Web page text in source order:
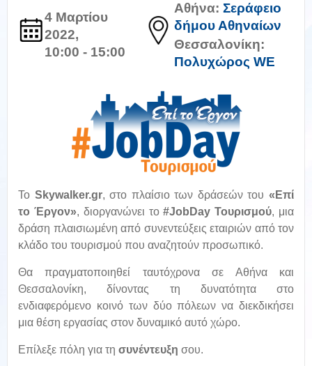
4 Μαρτίου
2022,
10:00 - 15:00
Αθήνα: Σεράφειο
δήμου Αθηναίων
Θεσσαλονίκη:
Πολυχώρος WE
Το Skywalker.gr, στο πλαίσιο των δράσεών του«Επί
το Έργον», διοργανώνει το#JobDay Τουρισμού, μια
δράση πλαισιωμένη από συνεντεύξεις εταιριών από τον
κλάδο του τουρισμού που αναζητούν προσωπικό.
Θα πραγματοποιηθεί ταυτόχρονα σε Αθήνα και
Θεσσαλονίκη, δίνοντας τη δυνατότητα στο
ενδιαφερόμενο κοινό των δύο πόλεων να διεκδικήσει
μια θέση εργασίας στον δυναμικό αυτό χώρο.
Επίλεξε πόλη για τη συνέντευξη σου.